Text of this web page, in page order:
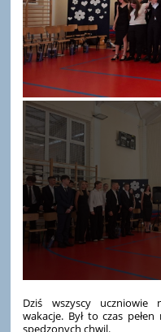
Dziś wszyscy uczniowie
wakacje. Był to czas
spędzonych chwil.